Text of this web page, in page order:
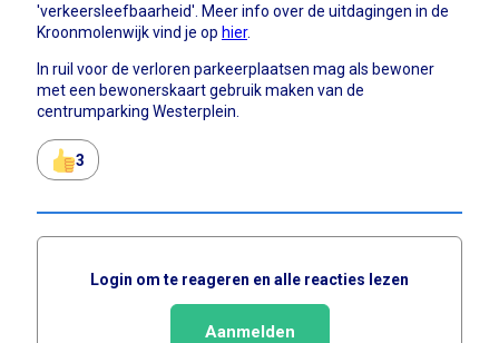
'verkeersleefbaarheid'. Meer info over de uitdagingen in de
Kroonmolenwijk vind je op hier.
In ruil voor de verloren parkeerplaatsen mag als bewoner
met een bewonerskaart gebruik maken van de
centrumparking Westerplein.
3
Login om te reageren en alle reacties lezen
Aanmelden